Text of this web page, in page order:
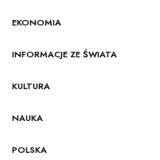
EKONOMIA
INFORMACJE ZE ŚWIATA
KULTURA
NAUKA
POLSKA